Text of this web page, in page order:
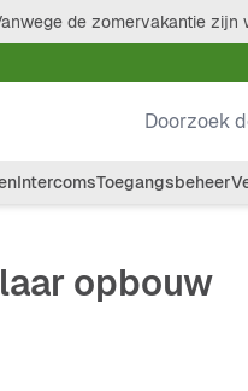
de zomervakantie zijn
Doorzoek
IntercomsToegangsbeheer
opbouw